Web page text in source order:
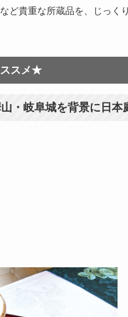
ど貴重な所蔵品を、じっく
スメ★
・岐阜城を背景に日本